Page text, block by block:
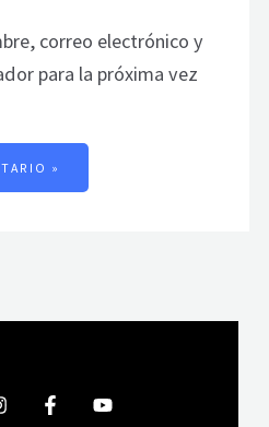
correo electrónico y
para la próxima vez